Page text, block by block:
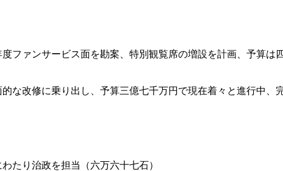
ファンサービス面を勘案、特別観覧席の増設を計画、予算は
な改修に乗り出し、予算三億七千万円で現在着々と進行中、
たり治政を担当（六万六十七石）